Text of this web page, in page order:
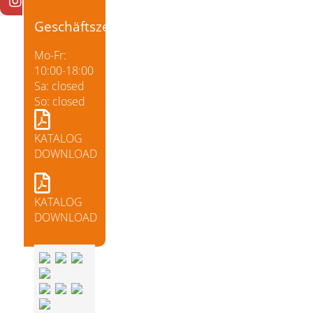
Geschäftszeiten
Mo-Fr:
10:00-18:00
Sa: closed
So: closed
KATALOG
DOWNLOAD
KATALOG
DOWNLOAD